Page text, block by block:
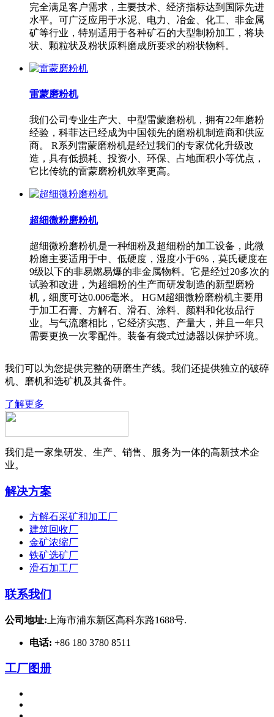
完全满足客户需求，主要技术、经济指标达到国际先进
水平。可广泛应用于水泥、电力、冶金、化工、非金属
矿等行业，特别适用于各种矿石的大型制粉加工，将块
状、颗粒状及粉状原料磨成所要求的粉状物料。
雷蒙磨粉机
我们公司专业生产大、中型雷蒙磨粉机，拥有22年磨粉
经验，科菲达已经成为中国领先的磨粉机制造商和供应
商。 R系列雷蒙磨粉机是经过我们的专家优化升级改
造，具有低损耗、投资小、环保、占地面积小等优点，
它比传统的雷蒙磨粉机效率更高。
超细微粉磨粉机
超细微粉磨粉机是一种细粉及超细粉的加工设备，此微
粉磨主要适用于中、低硬度，湿度小于6%，莫氏硬度在
9级以下的非易燃易爆的非金属物料。它是经过20多次的
试验和改进，为超细粉的生产而研发制造的新型磨粉
机，细度可达0.006毫米。 HGM超细微粉磨粉机主要用
于加工石膏、方解石、滑石、涂料、颜料和化妆品行
业。与气流磨相比，它经济实惠、产量大，并且一年只
需要更换一次零配件。装备有袋式过滤器以保护环境。
我们可以为您提供完整的研磨生产线。我们还提供独立的破碎
机、磨机和选矿机及其备件。
了解更多
我们是一家集研发、生产、销售、服务为一体的高新技术企
业。
解决方案
方解石采矿和加工厂
建筑回收厂
金矿浓缩厂
铁矿选矿厂
滑石加工厂
联系我们
公司地址: 上海市浦东新区高科东路1688号.
电话: +86 180 3780 8511
工厂图册